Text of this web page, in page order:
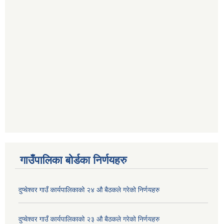
गाउँपालिका बोर्डका निर्णयहरु
दुप्चेश्वर गाउँ कार्यपालिकाको २४ औ बैठकले गरेको निर्णयहरु
दुप्चेश्वर गाउँ कार्यपालिकाको २३ औ बैठकले गरेको निर्णयहरु